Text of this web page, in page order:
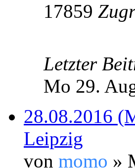
17859
Letzter
Mo 29.
28.08.2016
Leipzig
von momo »